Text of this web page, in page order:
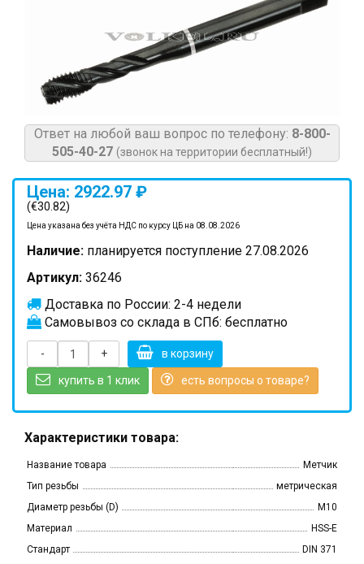
Ответ на любой ваш вопрос по телефону: 8-800-
505-40-27 (звонок на территории бесплатный!)
Цена: 2922.97 ₽
(€30.82)
Цена указана без учёта НДС по курсу ЦБ на 08.08.2026
Наличие: планируется поступление 27.08.2026
Артикул: 36246
Доставка по России: 2-4 недели
Самовывоз со склада в СПб: бесплатно
- + в корзину
купить в 1 клик есть вопросы о товаре?
Характеристики товара:
Название товара
Метчик
Тип резьбы
метрическая
Диаметр резьбы (D)
M10
Материал
HSS-E
Стандарт
DIN 371